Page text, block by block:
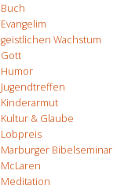
Buch
Evangelim
geistlichen Wachstum
Gott
Humor
Jugendtreffen
Kinderarmut
Kultur & Glaube
Lobpreis
Marburger Bibelseminar
McLaren
Meditation